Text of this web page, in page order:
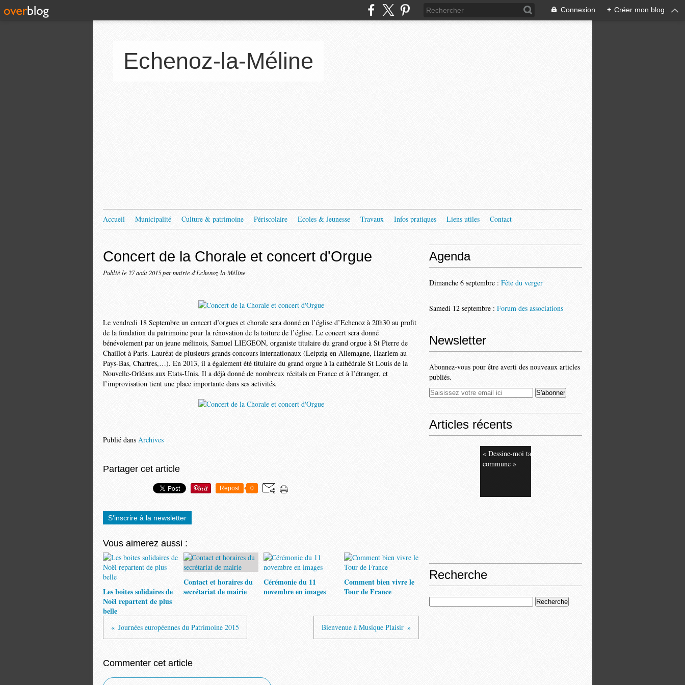
Connexion + Créer mon blog
Echenoz-la-Méline
Accueil Municipalité Culture & patrimoine Périscolaire Ecoles & Jeunesse Travaux Infos pratiques Liens utiles Contact
Concert de la Chorale et concert d'Orgue
Publié le 27 août 2015par mairie d'Echenoz-la-Méline
Le vendredi 18 Septembre un concert d’orgues et chorale sera donné en l’église d’Echenoz à 20h30 au profit
de la fondation du patrimoine pour la rénovation de la toiture de l’église. Le concert sera donné
bénévolement par un jeune mélinois, Samuel LIEGEON, organiste titulaire du grand orgue à St Pierre de
Chaillot à Paris. Lauréat de plusieurs grands concours internationaux (Leipzig en Allemagne, Haarlem au
Pays-Bas, Chartres,…). En 2013, il a également été titulaire du grand orgue à la cathédrale St Louis de la
Nouvelle-Orléans aux Etats-Unis. Il a déjà donné de nombreux récitals en France et à l’étranger, et
l’improvisation tient une place importante dans ses activités.
Publié dans Archives
Partager cet article
Repost 0
S'inscrire à la newsletter
Vous aimerez aussi :
Les boites solidaires de
Noël repartent de plus
belle
Contact et horaires du
secrétariat de mairie
Cérémonie du 11
novembre en images
Comment bien vivre le
Tour de France
Journées européennes du Patrimoine 2015 Bienvenue à Musique Plaisir
Commenter cet article
Agenda
Dimanche 6 septembre : Fête du verger
Samedi 12 septembre : Forum des associations
Newsletter
Abonnez-vous pour être averti des nouveaux articles
publiés.
Articles récents
« Dessine-moi ta
commune »
Recherche